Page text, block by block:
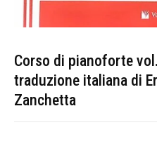
Corso di pianoforte
traduzione italiana di
Zanchetta